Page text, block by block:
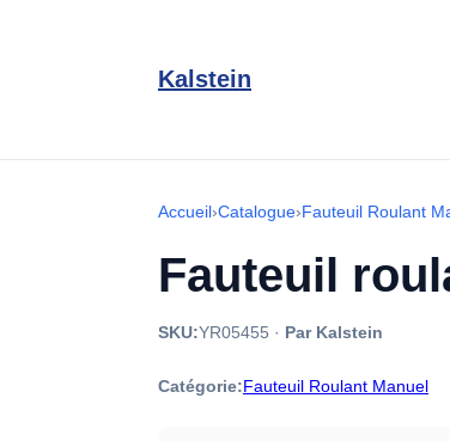
Kalstein
Accueil›Catalogue›Fauteuil Roulant
Fauteuil
SKU:YR05455 · Par Kalstein
Catégorie:Fauteuil Roulant Manuel